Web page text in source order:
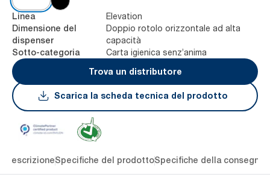
Linea Elevation
Dimensione del
dispenser
Doppio rotolo orizzontale ad alta
capacità
Sotto-categoria
Carta igienica senz’anima
Trova un distributore
Scarica la scheda tecnica del prodotto
DescrizioneSpecifiche del prodottoSpecifiche della consegna